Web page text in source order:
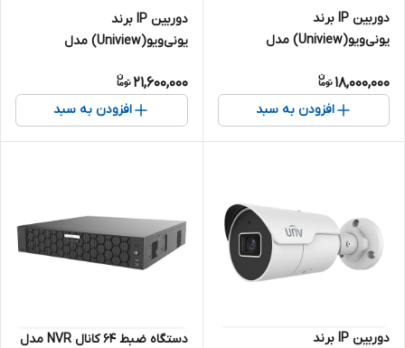
دوربین IP برند
یونی‌ویو(Uniview) مدل
4 مگاپیکسل
18,000,000
افزودن به سبد
دوربین IP برند
یونی‌ویو(Uniview) مدل
مگاپیکسل
21,600,000
افزودن به سبد
دوربین IP برند دستگاه ضبط 64 کانال NVR مدل